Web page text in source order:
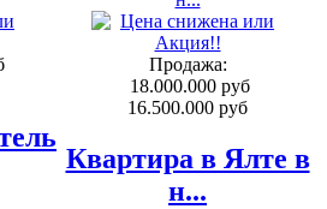
Продажа:
18.000.000 руб
16.500.000 руб
Квартира в Ялте в
н...